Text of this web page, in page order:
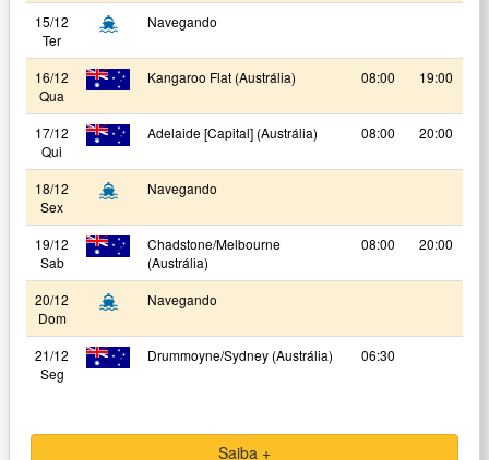
15/12
Ter
Navegando
16/12
Qua
Kangaroo Flat (Austrália) 08:00 19:00
17/12
Qui
Adelaide [Capital] (Austrália) 08:00 20:00
18/12
Sex
Navegando
19/12
Sab
Chadstone/Melbourne
(Austrália)
08:00 20:00
20/12
Dom
Navegando
21/12
Seg
Drummoyne/Sydney (Austrália) 06:30
Saiba +